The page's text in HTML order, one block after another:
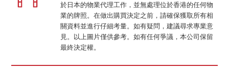
於日本的物業代理工作，並無處理位於香港的任何物
業的牌照。在做出購買決定之前，請確保獲取所有相
關資料並進行仔細考量。如有疑問，建議尋求專業意
見。以上圖片僅供參考。如有任何爭議，本公司保留
最終決定權。